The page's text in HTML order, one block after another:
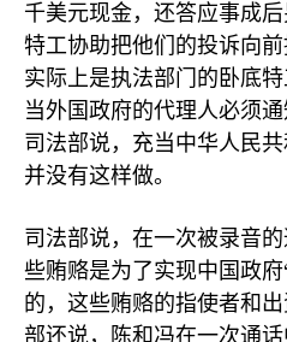
千美元现金，还答应事成
特工协助把他们的投诉向
实际上是执法部门的卧底
当外国政府的代理人必须
司法部说，充当中华人民
并没有这样做。
司法部说，在一次被录音
些贿赂是为了实现中国政府
的，这些贿赂的指使者和
部还说，陈和冯在一次通